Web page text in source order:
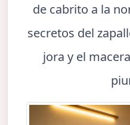
de cabrito a la
secretos del
jora y el